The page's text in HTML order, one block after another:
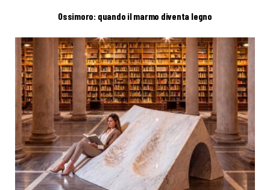
Ossimoro: quando il marmo diventa legno